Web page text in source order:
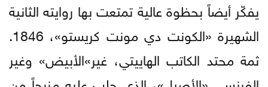
يفكّر أيضاً بحظوة عالية تمتعت بها روايته الثانية
الشهيرة «الكونت دي مونت كريستو»، 1846.
ثمة محتد الكاتب الهاييتي، غير»الأبيض» وغير